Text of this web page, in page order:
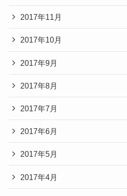
2017年11月
2017年10月
2017年9月
2017年8月
2017年7月
2017年6月
2017年5月
2017年4月